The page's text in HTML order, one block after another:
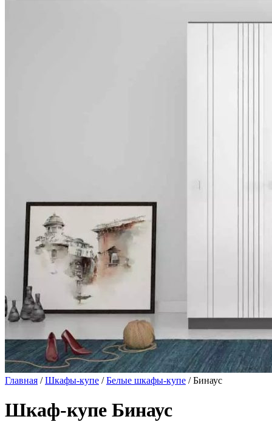
Главная /Шкафы-купе /Белые шкафы-купе / Бинаус
Шкаф-купе Бинаус